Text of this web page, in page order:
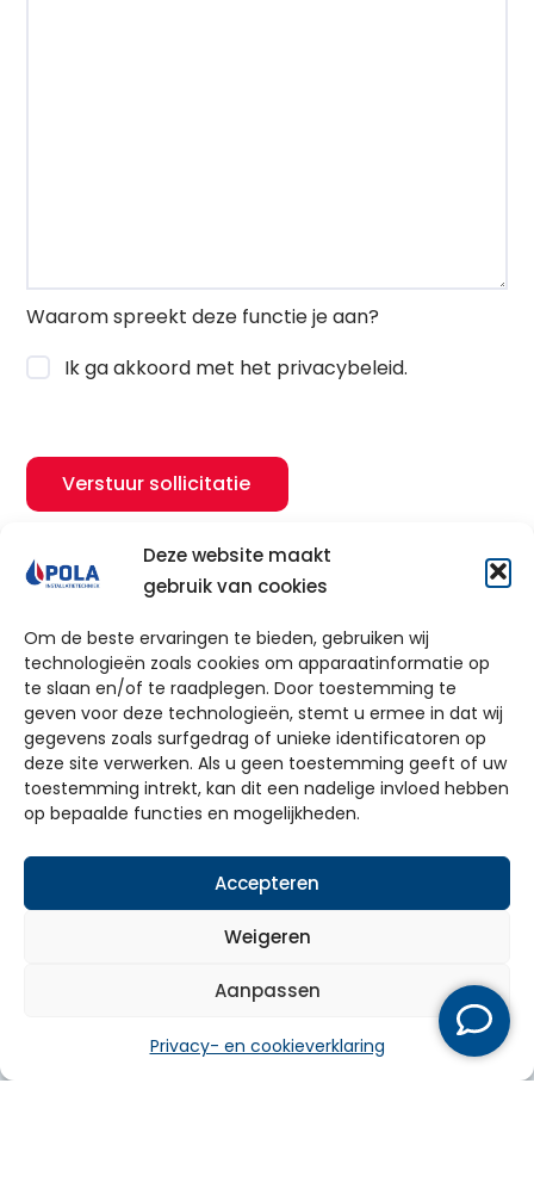
Deze website maakt
gebruik van cookies
Om de beste ervaringen te bieden, gebruiken wij
technologieën zoals cookies om apparaatinformatie op
te slaan en/of te raadplegen. Door toestemming te
geven voor deze technologieën, stemt u ermee in dat wij
gegevens zoals surfgedrag of unieke identificatoren op
deze site verwerken. Als u geen toestemming geeft of uw
toestemming intrekt, kan dit een nadelige invloed hebben
op bepaalde functies en mogelijkheden.
Accepteren
Weigeren
Aanpassen
Privacy- en cookieverklaring
Waarom spreekt deze functie je aan?
Ik ga akkoord met het privacybeleid.
Verstuur sollicitatie
Ontdek de mogelijkheden!
✓ 100% vrijblijvend ✓ Ruim 60 jaar ervaring ✓
Dé totaalinstallateur van Gelderland
Vraag offerte aan
Bel ons direct